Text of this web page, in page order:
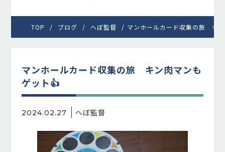
TOP ブログ へぼ監督 マンホールカード収集の旅 キ
マンホールカード収集の旅 キン肉マンも
ゲット👍️
2024.02.27 へぼ監督